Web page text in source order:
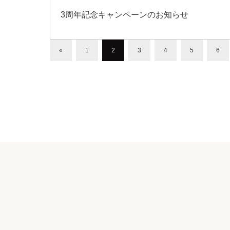
3周年記念キャンペーンのお知らせ
« 1 2 3 4 5 6